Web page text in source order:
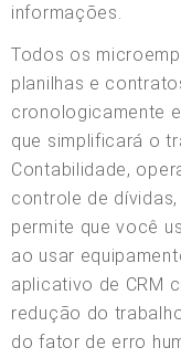
informações.
Todos os
planilhas e
cronologicamente
que simplificará o
Contabilidade,
controle de
permite que você
ao usar
aplicativo de CRM
redução do
do fator de erro